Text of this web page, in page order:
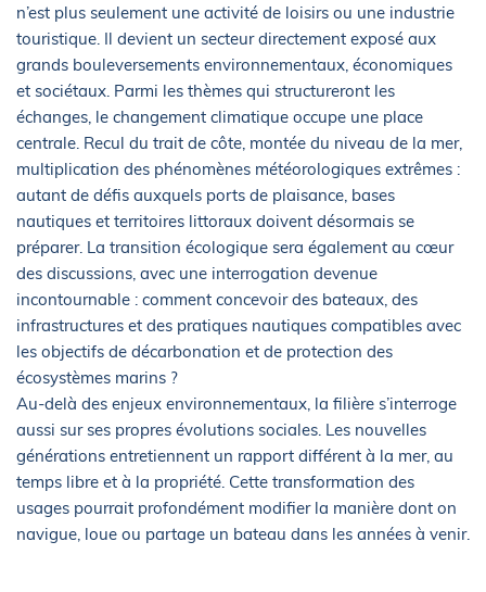
n’est plus seulement une activité de loisirs ou une industrie
touristique. Il devient un secteur directement exposé aux
grands bouleversements environnementaux, économiques
et sociétaux. Parmi les thèmes qui structureront les
échanges, le changement climatique occupe une place
centrale. Recul du trait de côte, montée du niveau de la mer,
multiplication des phénomènes météorologiques extrêmes :
autant de défis auxquels ports de plaisance, bases
nautiques et territoires littoraux doivent désormais se
préparer. La transition écologique sera également au cœur
des discussions, avec une interrogation devenue
incontournable : comment concevoir des bateaux, des
infrastructures et des pratiques nautiques compatibles avec
les objectifs de décarbonation et de protection des
écosystèmes marins ?
Au-delà des enjeux environnementaux, la filière s’interroge
aussi sur ses propres évolutions sociales. Les nouvelles
générations entretiennent un rapport différent à la mer, au
temps libre et à la propriété. Cette transformation des
usages pourrait profondément modifier la manière dont on
navigue, loue ou partage un bateau dans les années à venir.